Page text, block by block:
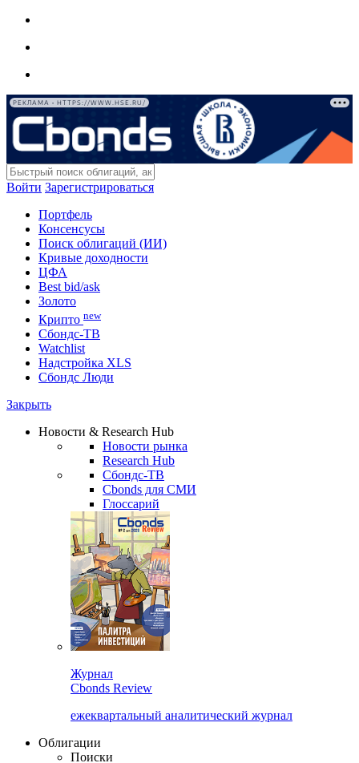
РЕКЛАМА • HTTPS://WWW.HSE.RU/
Войти Зарегистрироваться
Портфель
Консенсусы
Поиск облигаций (ИИ)
Кривые доходности
ЦФА
Best bid/ask
Золото
Крипто new
Сбондс-ТВ
Watchlist
Надстройка XLS
Сбондс Люди
Закрыть
Новости & Research Hub
Новости рынка
Research Hub
Сбондс-ТВ
Cbonds для СМИ
Глоссарий
Журнал
Cbonds Review
ежеквартальный аналитический журнал
Облигации
Поиски